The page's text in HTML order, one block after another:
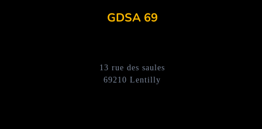
GDSA 69
13 rue des saules
69210 Lentilly